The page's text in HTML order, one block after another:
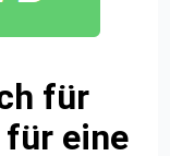
für
für eine